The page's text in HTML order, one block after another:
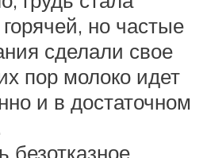
но частые
сделали свое
пор молоко идет
и в достаточном
безотказное